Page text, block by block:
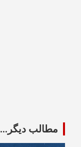
مطالب دیگر...